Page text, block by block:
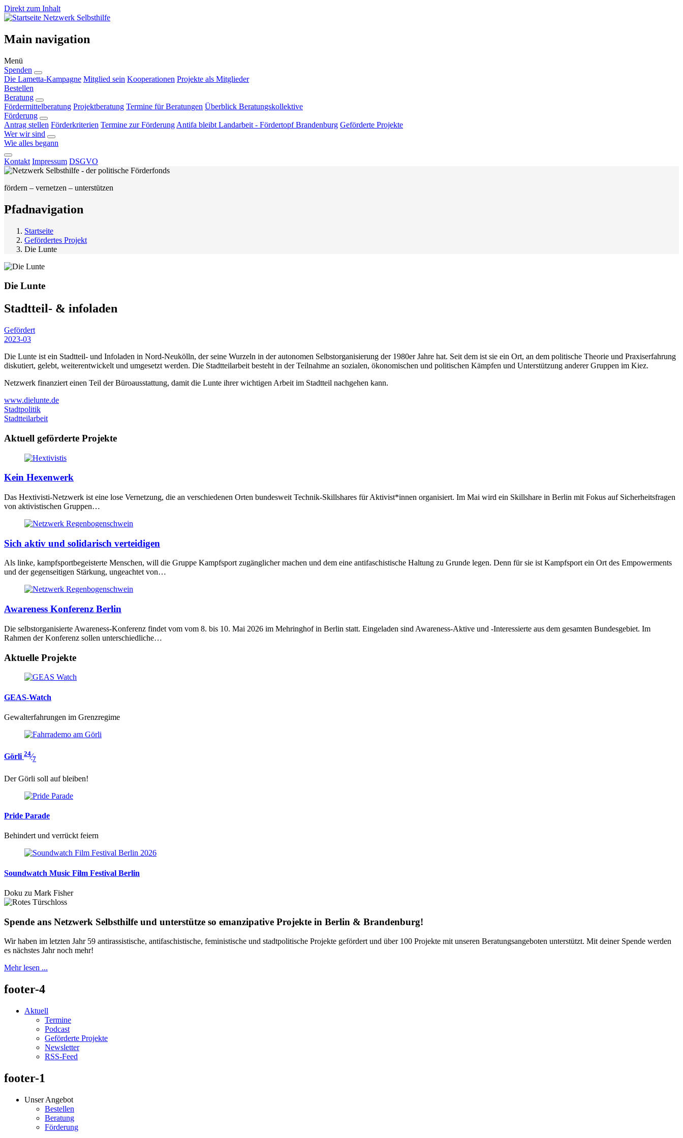
Direkt zum Inhalt
Netzwerk Selbsthilfe
Main navigation
Menü
Spenden
Die Lametta-Kampagne Mitglied sein Kooperationen Projekte als Mitglieder
Bestellen
Beratung
Fördermittelberatung Projektberatung Termine für Beratungen Überblick Beratungskollektive
Förderung
Antrag stellen Förderkriterien Termine zur Förderung Antifa bleibt Landarbeit - Fördertopf Brandenburg Geförderte Projekte
Wer wir sind
Wie alles begann
Kontakt Impressum DSGVO
fördern – vernetzen – unterstützen
Pfadnavigation
Startseite
Gefördertes Projekt
Die Lunte
Die Lunte
Stadtteil- & infoladen
Gefördert
2023-03
Die Lunte ist ein Stadtteil- und Infoladen in Nord-Neukölln, der seine Wurzeln in der autonomen Selbstorganisierung der 1980er Jahre hat. Seit dem ist sie ein Ort, an dem politische Theorie und Praxiserfahrung
diskutiert, gelebt, weiterentwickelt und umgesetzt werden. Die Stadtteilarbeit besteht in der Teilnahme an sozialen, ökonomischen und politischen Kämpfen und Unterstützung anderer Gruppen im Kiez.
Netzwerk finanziert einen Teil der Büroausstattung, damit die Lunte ihrer wichtigen Arbeit im Stadtteil nachgehen kann.
www.dielunte.de
Stadtpolitik
Stadtteilarbeit
Aktuell geförderte Projekte
Kein Hexenwerk
Das Hextivisti-Netzwerk ist eine lose Vernetzung, die an verschiedenen Orten bundesweit Technik-Skillshares für Aktivist*innen organisiert. Im Mai wird ein Skillshare in Berlin mit Fokus auf Sicherheitsfragen
von aktivistischen Gruppen…
Sich aktiv und solidarisch verteidigen
Als linke, kampfsportbegeisterte Menschen, will die Gruppe Kampfsport zugänglicher machen und dem eine antifaschistische Haltung zu Grunde legen. Denn für sie ist Kampfsport ein Ort des Empowerments
und der gegenseitigen Stärkung, ungeachtet von…
Awareness Konferenz Berlin
Die selbstorganisierte Awareness-Konferenz findet vom vom 8. bis 10. Mai 2026 im Mehringhof in Berlin statt. Eingeladen sind Awareness-Aktive und -Interessierte aus dem gesamten Bundesgebiet. Im
Rahmen der Konferenz sollen unterschiedliche…
Aktuelle Projekte
GEAS-Watch
Gewalterfahrungen im Grenzregime
Görli 24⁄7
Der Görli soll auf bleiben!
Pride Parade
Behindert und verrückt feiern
Soundwatch Music Film Festival Berlin
Doku zu Mark Fisher
Spende ans Netzwerk Selbsthilfe und unterstütze so emanzipative Projekte in Berlin & Brandenburg!
Wir haben im letzten Jahr 59 antirassistische, antifaschistische, feministische und stadtpolitische Projekte gefördert und über 100 Projekte mit unseren Beratungsangeboten unterstützt. Mit deiner Spende werden
es nächstes Jahr noch mehr!
Mehr lesen ...
footer-4
Aktuell
Termine
Podcast
Geförderte Projekte
Newsletter
RSS-Feed
footer-1
Unser Angebot
Bestellen
Beratung
Förderung